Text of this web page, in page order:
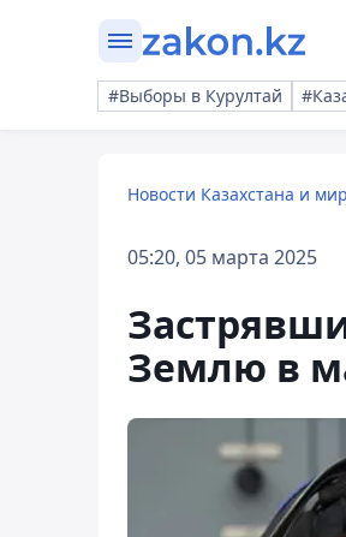
#Выборы в Курултай
Новости Казахстана и
05:20, 05 марта 2025
Землю в